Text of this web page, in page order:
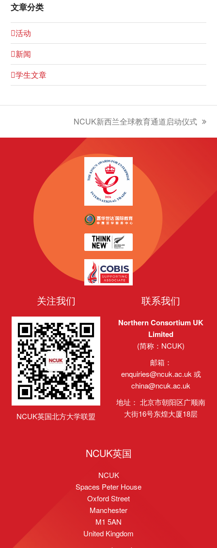
文章分类
活动
新闻
学生文章
下
一
篇
NCUK新西兰全球教育通道启动仪式
关注我们
NCUK英国北方大学联盟
联系我们
Northern Consortium UK
Limited
(简称：NCUK)
邮箱：
enquiries@ncuk.ac.uk或
china@ncuk.ac.uk
地址： 北京市朝阳区广顺南
大街16号东煌大厦18层
NCUK英国
NCUK
Spaces Peter House
Oxford Street
Manchester
M1 5AN
United Kingdom